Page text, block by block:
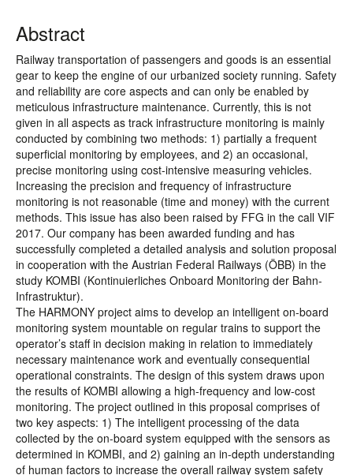
Abstract
Railway transportation of passengers and goods is an essential
gear to keep the engine of our urbanized society running. Safety
and reliability are core aspects and can only be enabled by
meticulous infrastructure maintenance. Currently, this is not
given in all aspects as track infrastructure monitoring is mainly
conducted by combining two methods: 1) partially a frequent
superficial monitoring by employees, and 2) an occasional,
precise monitoring using cost-intensive measuring vehicles.
Increasing the precision and frequency of infrastructure
monitoring is not reasonable (time and money) with the current
methods. This issue has also been raised by FFG in the call VIF
2017. Our company has been awarded funding and has
successfully completed a detailed analysis and solution proposal
in cooperation with the Austrian Federal Railways (ÖBB) in the
study KOMBI (Kontinuierliches Onboard Monitoring der Bahn-
Infrastruktur).
The HARMONY project aims to develop an intelligent on-board
monitoring system mountable on regular trains to support the
operator’s staff in decision making in relation to immediately
necessary maintenance work and eventually consequential
operational constraints. The design of this system draws upon
the results of KOMBI allowing a high-frequency and low-cost
monitoring. The project outlined in this proposal comprises of
two key aspects: 1) The intelligent processing of the data
collected by the on-board system equipped with the sensors as
determined in KOMBI, and 2) gaining an in-depth understanding
of human factors to increase the overall railway system safety